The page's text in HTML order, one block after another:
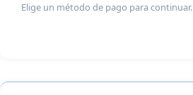
Elige un método de pago para continuar.